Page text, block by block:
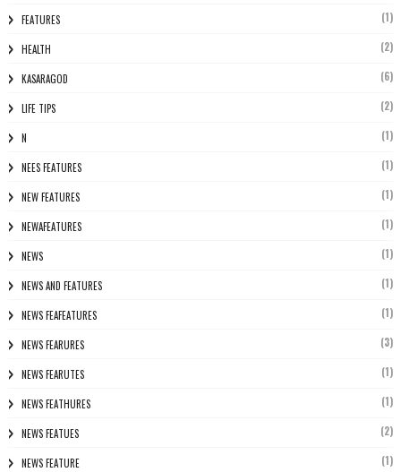
FEATURES (1)
HEALTH (2)
KASARAGOD (6)
LIFE TIPS (2)
N (1)
NEES FEATURES (1)
NEW FEATURES (1)
NEWAFEATURES (1)
NEWS (1)
NEWS AND FEATURES (1)
NEWS FEAFEATURES (1)
NEWS FEARURES (3)
NEWS FEARUTES (1)
NEWS FEATHURES (1)
NEWS FEATUES (2)
NEWS FEATURE (1)